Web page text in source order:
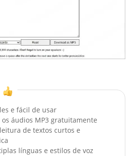
e fácil de usar
áudios MP3 gratuitamente
de textos curtos e
línguas e estilos de voz